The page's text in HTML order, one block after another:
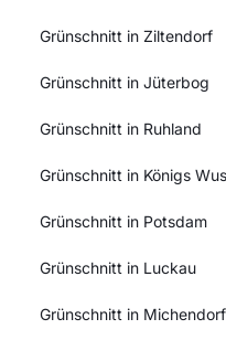
Grünschnitt in Ziltendorf
Grünschnitt in Jüterbog
Grünschnitt in Ruhland
Grünschnitt in Königs
Grünschnitt in Potsdam
Grünschnitt in Luckau
Grünschnitt in Michendorf